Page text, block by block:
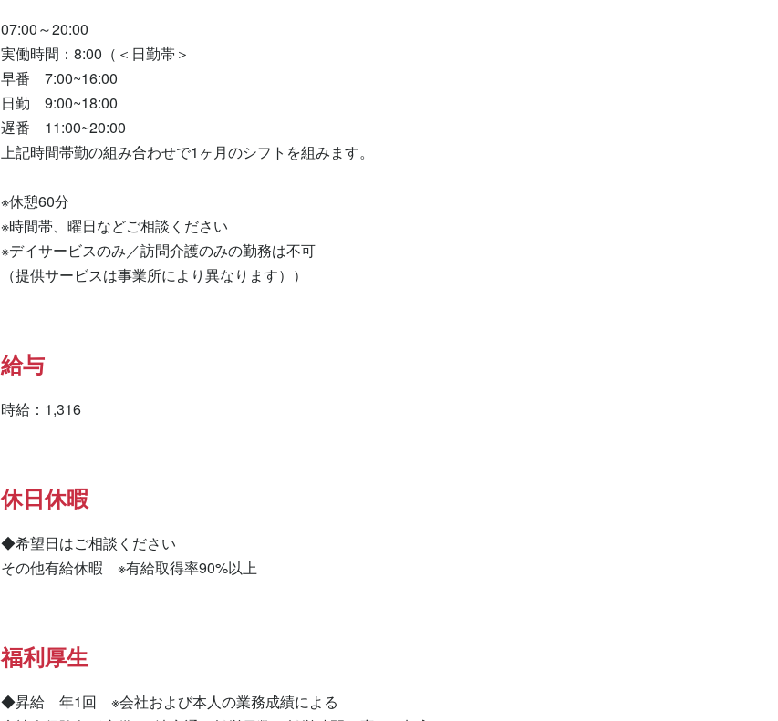
07:00～20:00
実働時間：8:00（＜日勤帯＞
早番　7:00~16:00
日勤　9:00~18:00
遅番　11:00~20:00
上記時間帯勤の組み合わせで1ヶ月のシフトを組みます。
※休憩60分
※時間帯、曜日などご相談ください
※デイサービスのみ／訪問介護のみの勤務は不可
（提供サービスは事業所により異なります））
給与
時給：1,316
休日休暇
◆希望日はご相談ください
その他有給休暇　※有給取得率90%以上
福利厚生
◆昇給　年1回　※会社および本人の業務成績による